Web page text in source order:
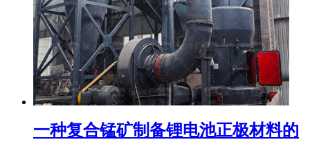
一种复合锰矿制备锂电池正极材料的